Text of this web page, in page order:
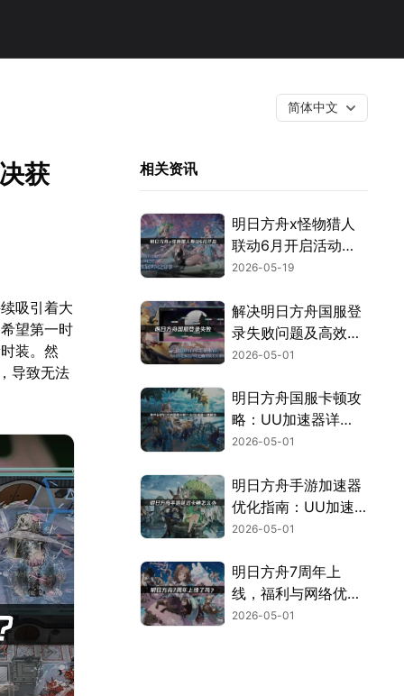
简体中文
获
吸引着大
望第一时
装。然
导致无法
相关资讯
明日方舟x怪物猎人
联动6月开启活动与
网络优化攻略！
2026-05-19
解决明日方舟国服登
录失败问题及高效优
化建议！
2026-05-01
明日方舟国服卡顿攻
略：UU加速器详
解！
2026-05-01
明日方舟手游加速器
优化指南：UU加速
器全解析！
2026-05-01
明日方舟7周年上
线，福利与网络优化
全解析！
2026-05-01